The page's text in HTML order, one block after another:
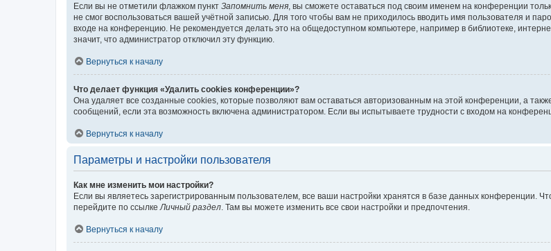
Если вы не отметили флажком пункт Запомнить меня , вы сможете оставаться под своим именем на конференции
не смог воспользоваться вашей учётной записью. Для того чтобы вам не приходилось вводить имя пользователя и
входе на конференцию. Не рекомендуется делать это на общедоступном компьютере, например в библиотеке,
значит, что администратор отключил эту функцию.
Вернуться к началу
Что делает функция «Удалить cookies конференции»?
Она удаляет все созданные cookies, которые позволяют вам оставаться авторизованным на этой конференции, а
сообщений, если эта возможность включена администратором. Если вы испытываете трудности с входом на
Вернуться к началу
Параметры и настройки пользователя
Как мне изменить мои настройки?
Если вы являетесь зарегистрированным пользователем, все ваши настройки хранятся в базе данных конференции.
перейдите по ссылке Личный раздел . Там вы можете изменить все свои настройки и предпочтения.
Вернуться к началу